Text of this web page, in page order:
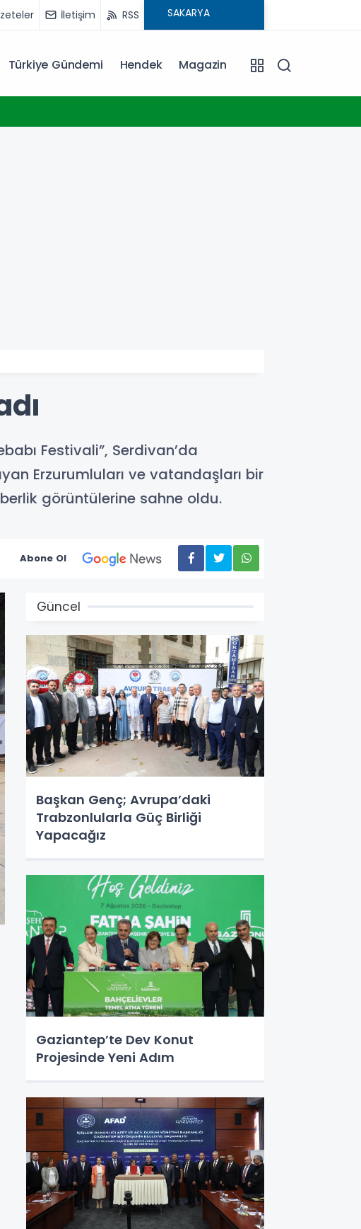
İletişim RSS
Türkiye Gündemi Hendek Magazin
Festivali”, Serdivan’da
Erzurumluları ve vatandaşları bir
görüntülerine sahne oldu.
Abone Ol
Güncel
Başkan Genç; Avrupa’daki
Trabzonlularla Güç Birliği
Yapacağız
Gaziantep’te Dev Konut
Projesinde Yeni Adım